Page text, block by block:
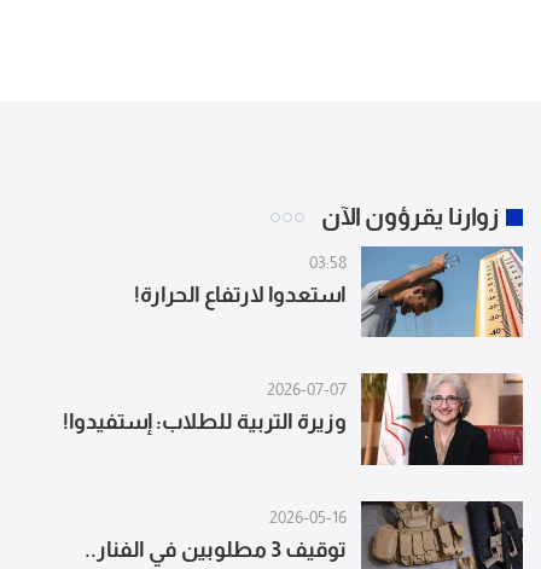
زوارنا يقرؤون الآن
03:58
استعدوا لارتفاع الحرارة!
2026-07-07
وزيرة التربية للطلاب: إستفيدوا!
2026-05-16
توقيف 3 مطلوبين في الفنار..